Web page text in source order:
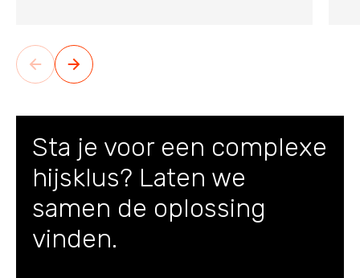
Sta je voor een complexe
hijsklus? Laten we
samen de oplossing
vinden.